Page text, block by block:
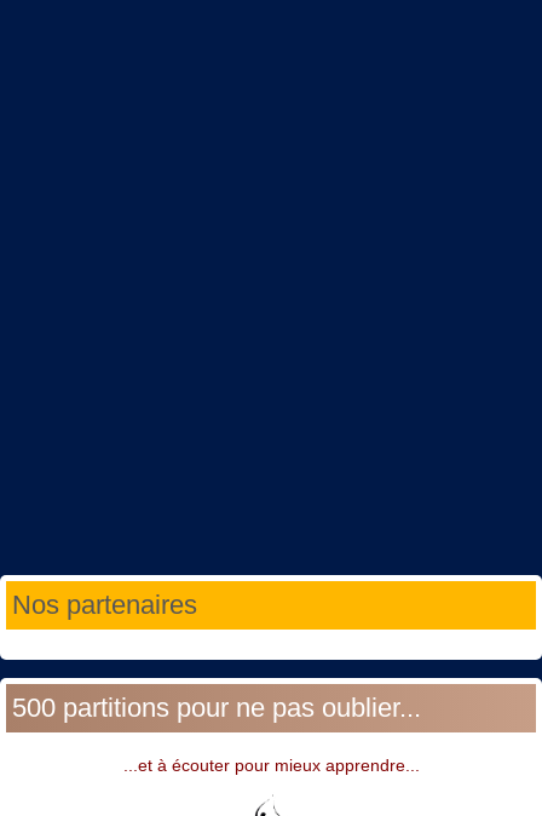
Nos partenaires
500 partitions pour ne pas oublier...
...et à écouter pour mieux apprendre...
Année
précédente
Mois
précédent
Année
suivante
Mois
suivant